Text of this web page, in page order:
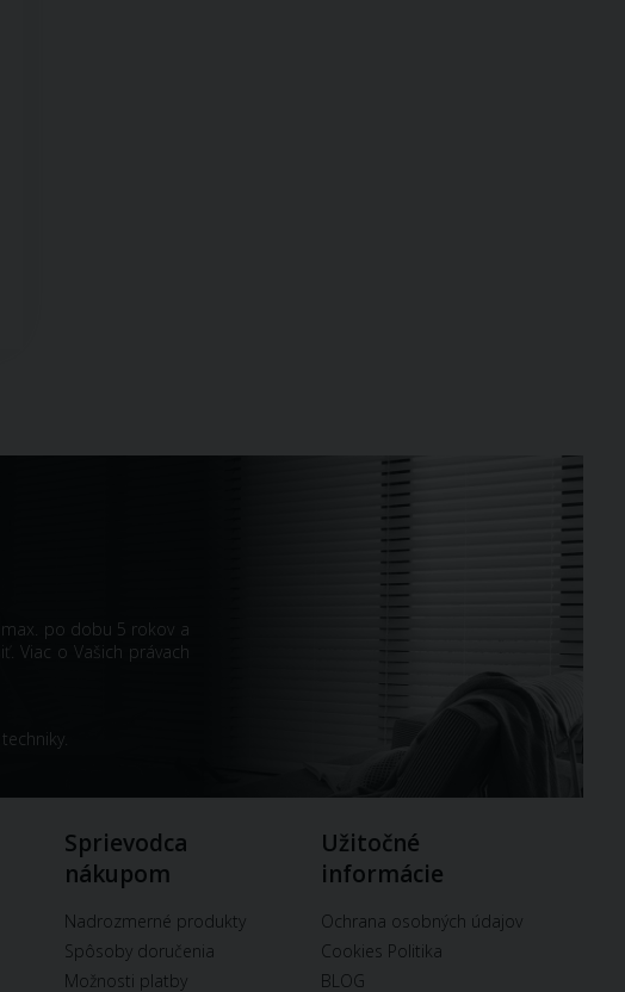
max. po dobu 5 rokov a
Viac o Vašich právach
Sprievodca
nákupom
Nadrozmerné produkty
Spôsoby doručenia
Možnosti platby
Užitočné
informácie
Ochrana osobných údajov
Cookies Politika
BLOG